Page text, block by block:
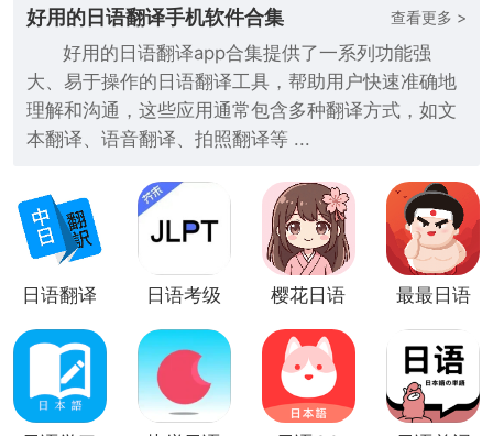
好用的日语翻译手机软件合集 查看更多 >
好用的日语翻译app合集提供了一系列功能强
大、易于操作的日语翻译工具，帮助用户快速准确地
理解和沟通，这些应用通常包含多种翻译方式，如文
本翻译、语音翻译、拍照翻译等 ...
日语翻译 日语考级 樱花日语 最最日语